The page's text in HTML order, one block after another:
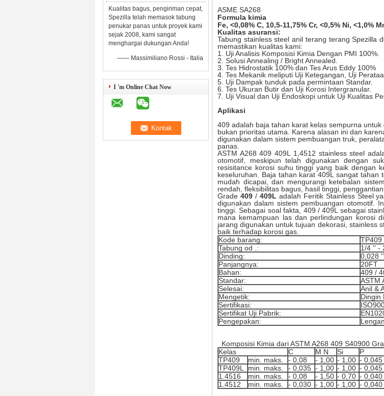
Kualitas bagus, pengiriman cepat,
Spezilla telah memasok tabung
penukar panas untuk proyek kami
sejak 2008, kami sangat
menghargai dukungan Anda!
—— Massimiliano Rossi - Italia
I 'm Online Chat Now
ASME SA268
Formula kimia
Fe, <0,08% C, 10,5-11,75% Cr, <0,5% Ni, <1,0%
Kualitas asuransi:
Tabung stainless steel anil terang terang Spezilla
memastikan kualitas kami:
1. Uji Analisis Komposisi Kimia Dengan PMI 100%.
2. Solusi Annealing / Bright Annealed.
3. Tes Hidrostatik 100% dan Tes Arus Eddy 100%
4. Tes Mekanik meliputi Uji Ketegangan, Uji
5. Uji Dampak tunduk pada permintaan Standar.
6. Tes Ukuran Butir dan Uji Korosi Intergranular.
7. Uji Visual dan Uji Endoskopi untuk Uji Kualitas
Aplikasi
409 adalah baja tahan karat kelas sempurna
bukan prioritas utama.
Karena alasan ini dan
digunakan dalam sistem pembuangan truk,
panas.
ASTM A268 409 409L 1,4512 stainless steel
otomotif, meskipun telah digunakan dengan
resisitance korosi suhu tinggi yang baik dengan
keseluruhan.
Baja tahan karat 409L sangat tahan
mudah dicapai, dan mengurangi ketebalan
rendah, fleksibilitas bagus, hasil tinggi,
Grade 409/ 409L adalah Feritik Stainless Steel
digunakan dalam sistem pembuangan otomotif.
tinggi. Sebagai soal fakta, 409 / 409L sebagai
mana kemampuan las dan perlindungan korosi
jarang digunakan untuk tujuan dekorasi, stainless
baik terhadap korosi gas.
Kode barang:
TP409
Tabung od .:
1/4 '' -
Dinding:
0,028
Panjangnya:
20FT
Bahan:
409 /
Standar:
ASTM
Selesai:
Anil &
Mengetik:
Dingin
Sertifikasi:
Sertifikat Uji Pabrik:
Pengepakan:
Komposisi Kimia dari ASTM A268 409 S40900
Kelas
C M N Si P
TP409
min. maks. - 0,08 - 1,00 - 1,00 - 0,045
TP409L
min. maks. - 0,035 - 1,00 - 1,00 - 0,045
1.4516
min. maks. - 0,08 - 1,50 - 0,70 - 0,040
1.4512
min. maks. - 0,030 - 1,00 - 1,00 - 0,040